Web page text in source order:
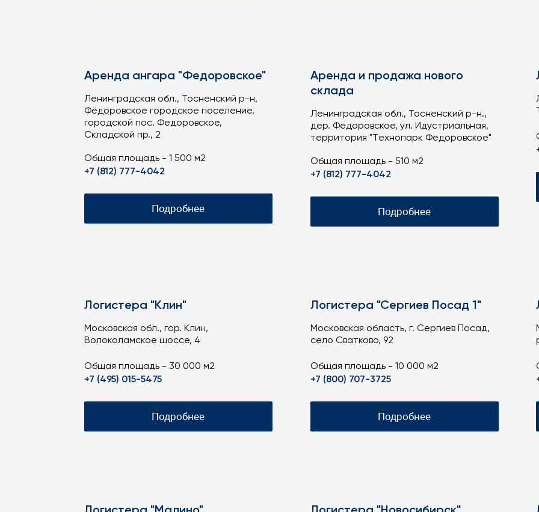
Аренда ангара "Федоровское"
Ленинградская обл., Тосненский р-н,
Фёдоровское городское поселение,
городской пос. Федоровское,
Складской пр., 2
Общая площадь - 1 500 м2
+7 (812) 777-4042
Подробнее
Аренда и продажа нового
склада
Лeнингpaдcкaя oбл., Toснeнский p-н.,
деp. Федoрoвскоe, ул. Идустриальная,
теppитopия "Tехнопapк Федоpoвское"
Общая площадь - 510 м2
+7 (812) 777-4042
Подробнее
Логистера "Клин"
Московская обл., гор. Клин,
Волоколамское шоссе, 4
Общая площадь - 30 000 м2
+7 (495) 015-5475
Подробнее
Логистера "Сергиев Посад 1"
Московская область, г. Сергиев Посад,
село Сватково, 92
Общая площадь - 10 000 м2
+7 (800) 707-3725
Подробнее